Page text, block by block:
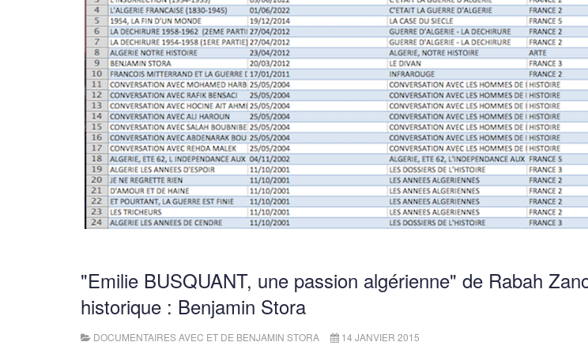
"Emilie BUSQUANT, une passion algérienne" de Rabah
historique : Benjamin Stora
DOCUMENTAIRES AVEC ET DE BENJAMIN STORA 14 JANVIER 2015